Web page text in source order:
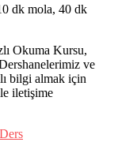
dk mola, 40 dk
Okuma Kursu,
ve
bilgi almak için
iletişime